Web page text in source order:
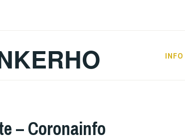
INFO
– Coronainfo